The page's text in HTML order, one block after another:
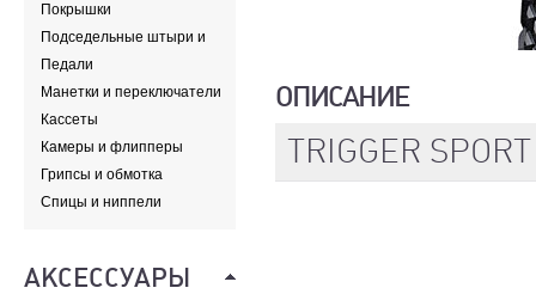
Покрышки
Подседельные штыри и
хомуты
Педали
Манетки и переключатели
Кассеты
Камеры и флипперы
Грипсы и обмотка
Спицы и ниппели
АКСЕССУАРЫ
ОПИСАНИЕ
TRIGGER